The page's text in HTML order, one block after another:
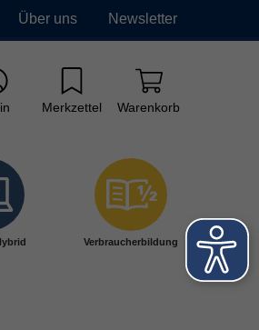
Über uns Newsletter
Merkzettel Warenkorb
Verbraucherbildung